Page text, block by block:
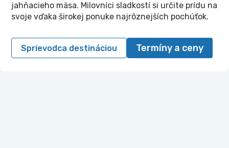
jahňacieho mäsa. Milovníci sladkostí si určite prídu na
svoje vďaka širokej ponuke najrôznejších pochúťok.
Sprievodca destináciou Termíny a ceny